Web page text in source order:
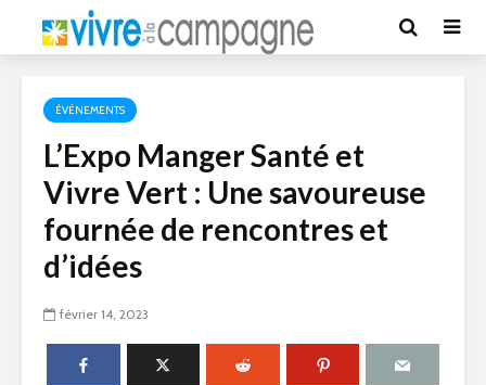
ÉVÉNEMENTS
L’Expo Manger Santé et
Vivre Vert : Une savoureuse
fournée de rencontres et
d’idées
février 14, 2023